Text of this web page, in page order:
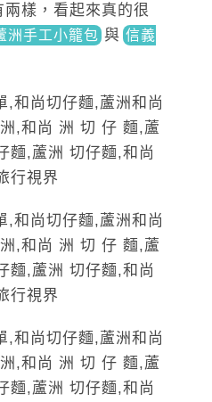
樣，看起來真的很
洲手工小籠包 與 信義